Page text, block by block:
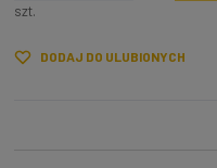
szt.
DODAJ DO ULUBIONYCH